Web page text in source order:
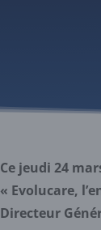
Ce jeudi 24
« Evolucare,
Directeur